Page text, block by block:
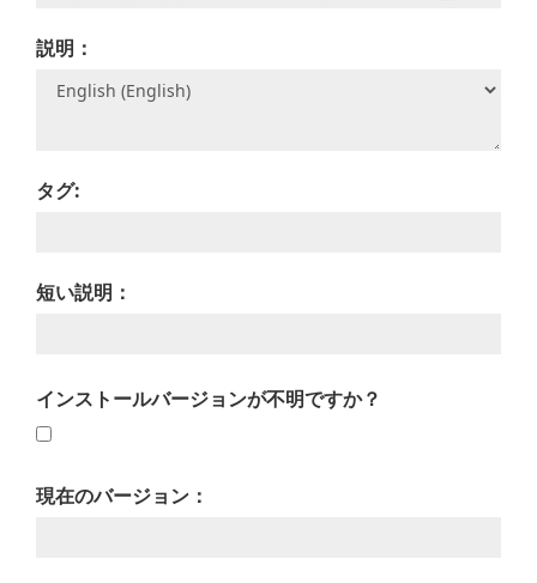
説明：
タグ:
短い説明：
インストールバージョンが不明ですか？
現在のバージョン：